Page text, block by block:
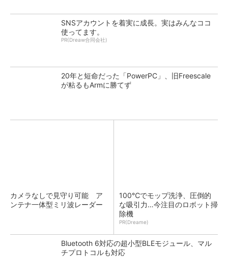
SNSアカウントを着実に成長。実はみんなココ
使ってます。
PR(Dreaw合同会社)
20年と短命だった「PowerPC」、旧Freescale
が粘るもArmに勝てず
カメラなしで見守り可能 ア
ンテナ一体型ミリ波レーダー
100℃でモップ洗浄、圧倒的
な吸引力…今注目のロボット掃
除機
PR(Dreame)
Bluetooth 6対応の超小型BLEモジュール、マル
チプロトコルも対応